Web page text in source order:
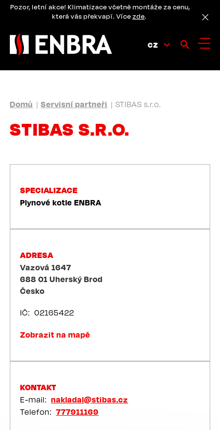
PřejítPozor, letní akce! Klimatizace včetně montáže za cenu,
která vás překvapí. Více zde.
CZ
DROBEČKOVÁ
NAVIGACE
Domů Servisní partneři STIBAS s.r.o.
STIBAS S.R.O.
SPECIALIZACE
Plynové kotle ENBRA
ADRESA
Vazová 1647
688 01 Uherský Brod
Česko
IČ 02165422
Zobrazit na mapě
KONTAKT
E-mail
nakladal@stibas.cz
Telefon
777911169